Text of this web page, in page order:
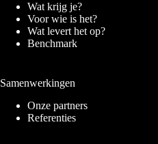
Wat krijg je?
Voor wie is het?
Wat levert het op?
Benchmark
Samenwerkingen
Onze partners
Referenties